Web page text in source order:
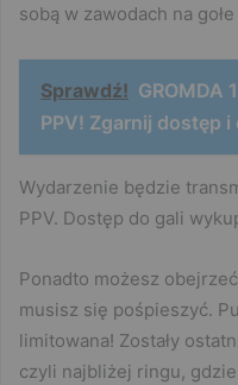
sobą w zawodach na
Sprawdź! GROMDA
PPV! Zgarnij dostęp
Wydarzenie będzie
PPV. Dostęp do gali
Ponadto możesz
musisz się pośpieszyć.
limitowana! Zostały
czyli najbliżej ringu, gdzie